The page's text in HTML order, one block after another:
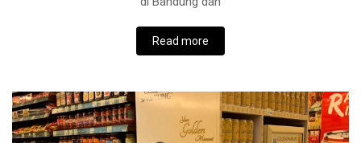
Read more